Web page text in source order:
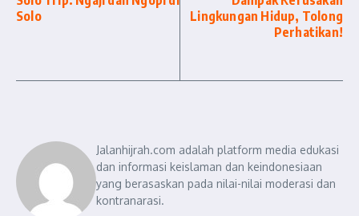
Solo
Lingkungan Hidup, Tolong
Perhatikan!
Jalanhijrah.com adalah platform media edukasi
dan informasi keislaman dan keindonesiaan
yang berasaskan pada nilai-nilai moderasi dan
kontranarasi.